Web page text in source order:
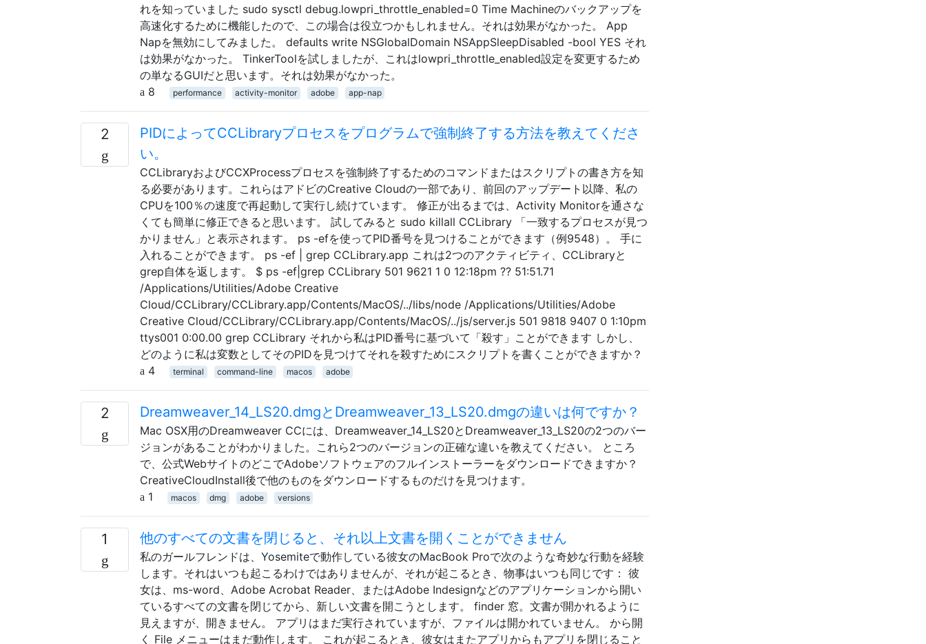
れを知っていました sudo sysctl debug.lowpri_throttle_enabled=0 Time Machineのバックアップを
高速化するために機能したので、この場合は役立つかもしれません。それは効果がなかった。 App
Napを無効にしてみました。 defaults write NSGlobalDomain NSAppSleepDisabled -bool YES それ
は効果がなかった。 TinkerToolを試しましたが、これはlowpri_throttle_enabled設定を変更するため
の単なるGUIだと思います。それは効果がなかった。
8
performance activity-monitor adobe app-nap
2
PIDによってCCLibraryプロセスをプログラムで強制終了する方法を教えてくださ
い。
CCLibraryおよびCCXProcessプロセスを強制終了するためのコマンドまたはスクリプトの書き方を知
る必要があります。これらはアドビのCreative Cloudの一部であり、前回のアップデート以降、私の
CPUを100％の速度で再起動して実行し続けています。 修正が出るまでは、Activity Monitorを通さな
くても簡単に修正できると思います。 試してみると sudo killall CCLibrary 「一致するプロセスが見つ
かりません」と表示されます。 ps -efを使ってPID番号を見つけることができます（例9548）。 手に
入れることができます。 ps -ef | grep CCLibrary.app これは2つのアクティビティ、CCLibraryと
grep自体を返します。 $ ps -ef|grep CCLibrary 501 9621 1 0 12:18pm ?? 51:51.71
/Applications/Utilities/Adobe Creative
Cloud/CCLibrary/CCLibrary.app/Contents/MacOS/../libs/node /Applications/Utilities/Adobe
Creative Cloud/CCLibrary/CCLibrary.app/Contents/MacOS/../js/server.js 501 9818 9407 0 1:10pm
ttys001 0:00.00 grep CCLibrary それから私はPID番号に基づいて「殺す」ことができます しかし、
どのように私は変数としてそのPIDを見つけてそれを殺すためにスクリプトを書くことができますか？
4
terminal command-line macos adobe
2 Dreamweaver_14_LS20.dmgとDreamweaver_13_LS20.dmgの違いは何ですか？
Mac OSX用のDreamweaver CCには、Dreamweaver_14_LS20とDreamweaver_13_LS20の2つのバー
ジョンがあることがわかりました。これら2つのバージョンの正確な違いを教えてください。 ところ
で、公式WebサイトのどこでAdobeソフトウェアのフルインストーラーをダウンロードできますか？
CreativeCloudInstall後で他のものをダウンロードするものだけを見つけます。
1
macos dmg adobe versions
1 他のすべての文書を閉じると、それ以上文書を開くことができません
私のガールフレンドは、Yosemiteで動作している彼女のMacBook Proで次のような奇妙な行動を経験
します。それはいつも起こるわけではありませんが、それが起こるとき、物事はいつも同じです： 彼
女は、ms-word、Adobe Acrobat Reader、またはAdobe Indesignなどのアプリケーションから開い
ているすべての文書を閉じてから、新しい文書を開こうとします。 finder 窓。文書が開かれるように
見えますが、開きません。 アプリはまだ実行されていますが、ファイルは開かれていません。 から開
く File メニューはまだ動作します。 これが起こるとき、彼女はまたアプリからもアプリを閉じること